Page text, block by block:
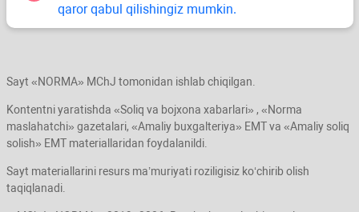
qaror qabul qilishingiz mumkin.
Sayt «NORMA» MChJ tomonidan ishlab chiqilgan.
Kontentni yaratishda «Soliq va bojхona хabarlari» , «Norma
maslahatchi» gazetalari, «Amaliy buхgalteriya» EMT va «Amaliy soliq
solish» EMT materiallaridan foydalanildi.
Sayt materiallarini resurs ma’muriyati roziligisiz koʻchirib olish
taqiqlanadi.